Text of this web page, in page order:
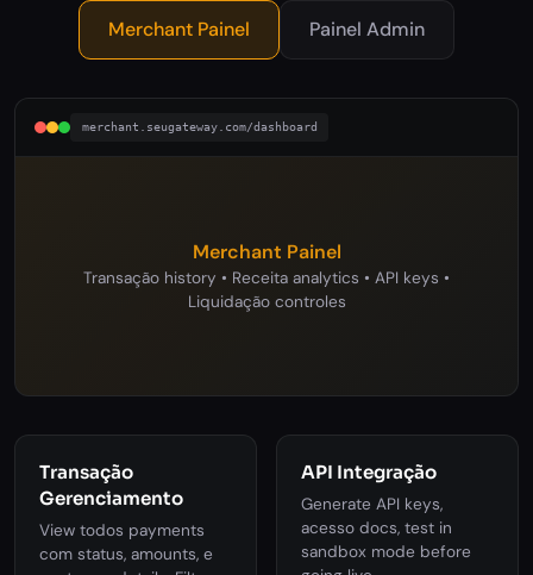
Merchant Painel Painel Admin
merchant.seugateway.com/dashboard
Merchant Painel
Transação history • Receita analytics • API keys •
Liquidação controles
Transação
Gerenciamento
View todos payments
com status, amounts, e
API Integração
Generate API keys,
acesso docs, test in
sandbox mode before